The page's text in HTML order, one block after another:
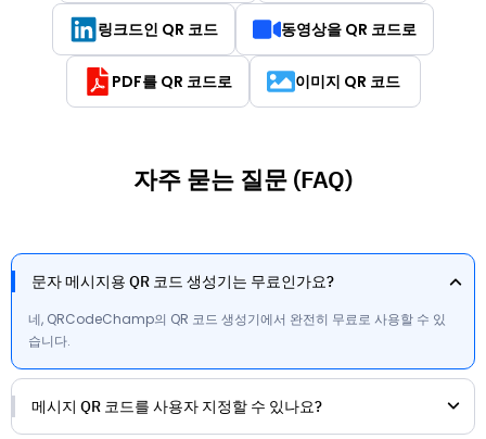
링크드인 QR 코드 동영상을 QR 코드로
PDF를 QR 코드로 이미지 QR 코드
자주 묻는 질문 (FAQ)
문자 메시지용 QR 코드 생성기는 무료인가요?
네, QRCodeChamp의 QR 코드 생성기에서 완전히 무료로 사용할 수 있
습니다.
메시지 QR 코드를 사용자 지정할 수 있나요?